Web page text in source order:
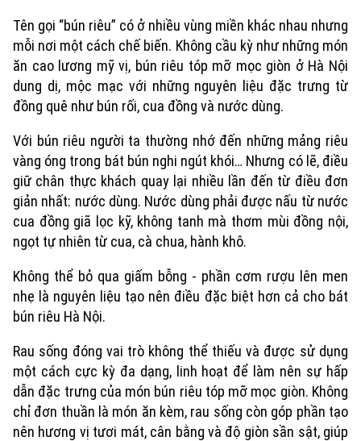
Xu hướng
Tên gọi “bún riêu” có ở nhiều vùng miền khác nhau nhưng
mỗi nơi một cách chế biến. Không cầu kỳ như những món
ăn cao lương mỹ vị, bún riêu tóp mỡ mọc giòn ở Hà Nội
dung dị, mộc mạc với những nguyên liệu đặc trưng từ
đồng quê như bún rối, cua đồng và nước dùng.
Với bún riêu người ta thường nhớ đến những mảng riêu
vàng óng trong bát bún nghi ngút khói… Nhưng có lẽ, điều
giữ chân thực khách quay lại nhiều lần đến từ điều đơn
giản nhất: nước dùng. Nước dùng phải được nấu từ nước
cua đồng giã lọc kỹ, không tanh mà thơm mùi đồng nội,
ngọt tự nhiên từ cua, cà chua, hành khô.
Không thể bỏ qua giấm bỗng - phần cơm rượu lên men
nhẹ là nguyên liệu tạo nên điều đặc biệt hơn cả cho bát
bún riêu Hà Nội.
Rau sống đóng vai trò không thể thiếu và được sử dụng
một cách cực kỳ đa dạng, linh hoạt để làm nên sự hấp
dẫn đặc trưng của món bún riêu tóp mỡ mọc giòn. Không
chỉ đơn thuần là món ăn kèm, rau sống còn góp phần tạo
nên hương vị tươi mát, cân bằng và độ giòn sần sật, giúp